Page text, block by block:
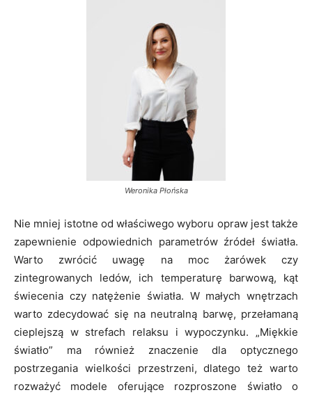
Weronika Płońska
Nie mniej istotne od właściwego wyboru opraw jest także
zapewnienie odpowiednich parametrów źródeł światła.
Warto zwrócić uwagę na moc żarówek czy
zintegrowanych ledów, ich temperaturę barwową, kąt
świecenia czy natężenie światła. W małych wnętrzach
warto zdecydować się na neutralną barwę, przełamaną
cieplejszą w strefach relaksu i wypoczynku. „Miękkie
światło” ma również znaczenie dla optycznego
postrzegania wielkości przestrzeni, dlatego też warto
rozważyć modele oferujące rozproszone światło o